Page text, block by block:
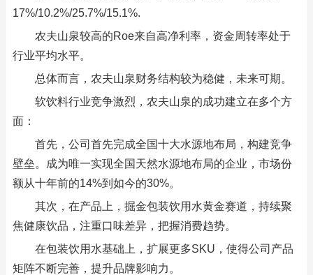
17%/10.2%/25.7%/15.1%.
农夫山泉较高的Roe来自高净利率，资金周转率处于
行业平均水平。
总体而言，农夫山泉财务结构较为稳健，未来可期。
软饮料行业竞争激烈，农夫山泉的成功建立在多个方
面：
首先，公司首先完成全国十大水源地布局，构建竞争
壁垒。成为唯一实现全国天然水源地布局的企业，市场份
额从十年前的14%到如今的30%。
其次，在产品上，掘金包装饮用水黄金赛道，持续聚
焦健康饮品，注重口味差异，把握消费趋势。
在包装饮用水基础上，扩展更多SKU，使得公司产品
矩阵不断完善，提升品牌影响力。